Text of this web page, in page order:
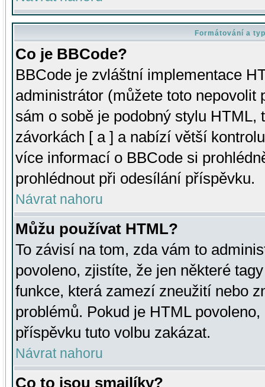
Formátování a
Co je BBCode?
BBCode je zvláštní implementace
administrátor (můžete toto
sám o sobě je podobný stylu HTML,
závorkách [ a ] a nabízí větší
více informací o BBCode si
prohlédnout při odesílání příspěvku.
Návrat nahoru
Můžu používat HTML?
To závisí na tom, zda vám to
povoleno, zjistíte, že jen některé
funkce, která zamezí zneužití nebo
problémů. Pokud je HTML
příspěvku tuto volbu zakázat.
Návrat nahoru
Co to jsou smajlíky?